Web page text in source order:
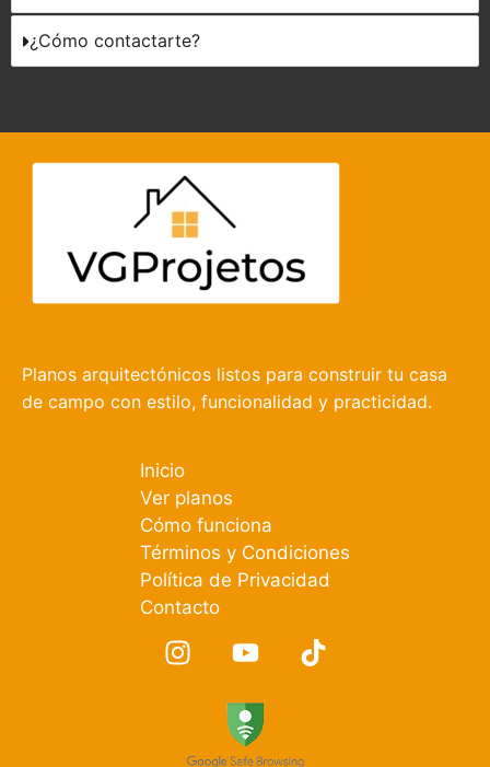
¿Cómo contactarte?
Planos arquitectónicos listos para construir tu casa
de campo con estilo, funcionalidad y practicidad.
Inicio
Ver planos
Cómo funciona
Términos y Condiciones
Política de Privacidad
Contacto